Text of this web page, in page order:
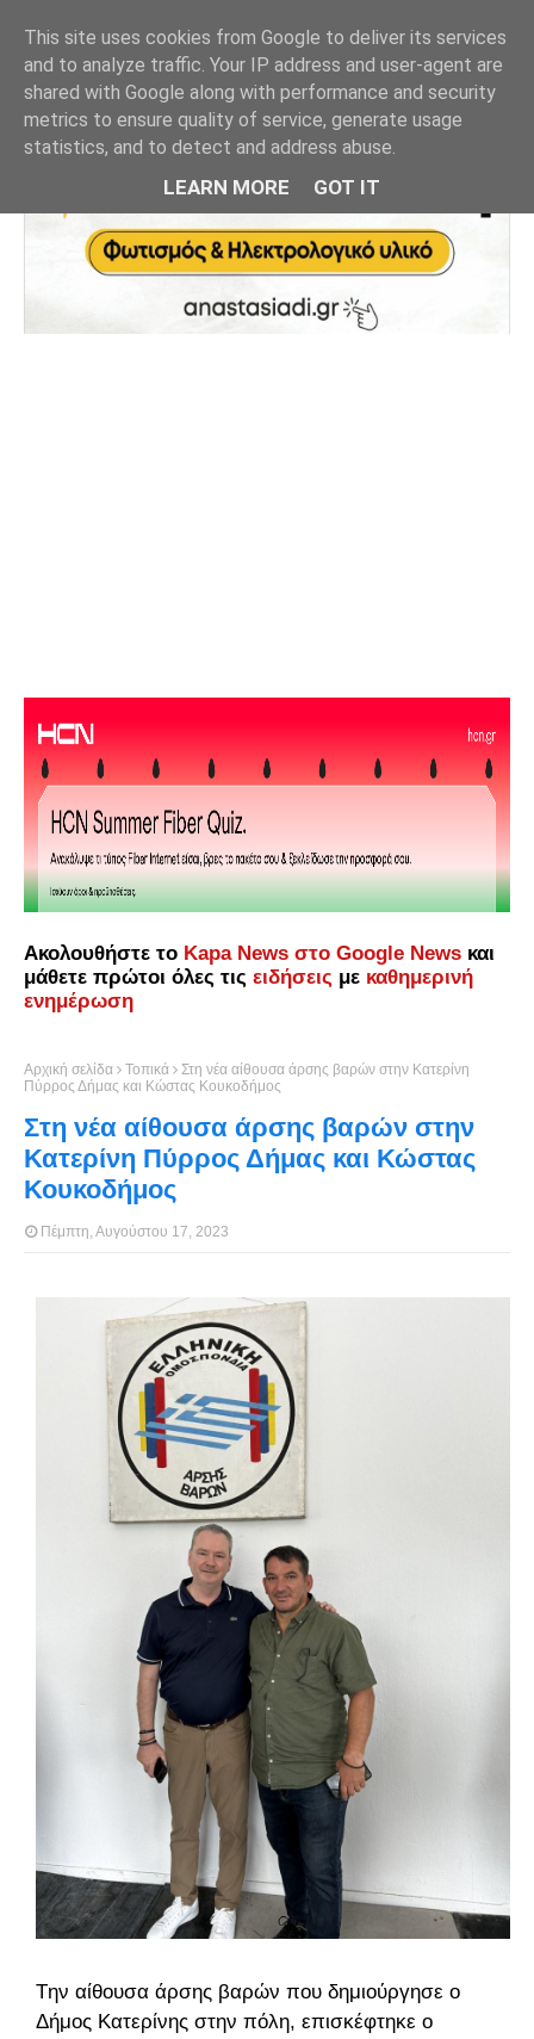
Ακολουθήστε το Kapa News στο Google News και
μάθετε πρώτοι όλες τις ειδήσεις με καθημερινή
ενημέρωση
Αρχική σελίδα Τοπικά
Στη νέα αίθουσα άρσης βαρών στην Κατερίνη
Πύρρος Δήμας και Κώστας Κουκοδήμος
Στη νέα αίθουσα άρσης βαρών στην
Κατερίνη Πύρρος Δήμας και Κώστας
Κουκοδήμος
Πέμπτη, Αυγούστου 17, 2023
Tην αίθουσα άρσης βαρών που δημιούργησε ο
Δήμος Κατερίνης στην πόλη, επισκέφτηκε ο
This site uses cookies from Google to deliver its services
and to analyze traffic. Your IP address and user-agent are
shared with Google along with performance and security
metrics to ensure quality of service, generate usage
statistics, and to detect and address abuse.
LEARN MORE GOT IT